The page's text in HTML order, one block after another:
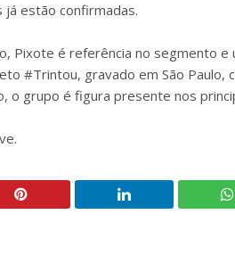
já estão confirmadas.
Pixote é referência no segmento
#Trintou, gravado em São Paulo,
o grupo é figura presente nos